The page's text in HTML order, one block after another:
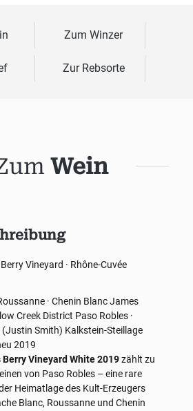
Zum Winzer
Zur Rebsorte
Wein
Vineyard · Rhône-Cuvée
· Chenin BlancJames
Creek District Paso Robles ·
(Justin Smith) Kalkstein-Steillage
2019
Vineyard White 2019zählt zu
von Paso Robles – eine rare
Heimatlage des Kult-Erzeugers
Blanc, Roussanne und Chenin